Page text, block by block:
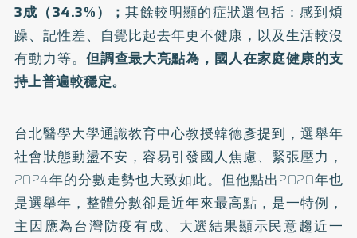
3成（34.3%）； 其餘較明顯的症狀還包括：感到煩
躁、記性差、自覺比起去年更不健康，以及生活較沒
有動力等。 但調查最大亮點為，國人在家庭健康的支
持上普遍較穩定。
台北醫學大學通識教育中心教授韓德彥提到，選舉年
社會狀態動盪不安，容易引發國人焦慮、緊張壓力，
2024年的分數走勢也大致如此。但他點出2020年也
是選舉年，整體分數卻是近年來最高點，是一特例，
主因應為台灣防疫有成、大選結果顯示民意趨近一